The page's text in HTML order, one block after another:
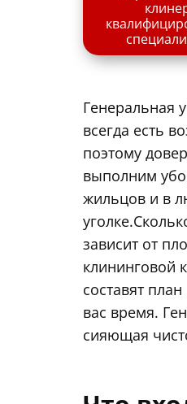
Генеральная
всегда есть
поэтому
выполним
жильцов и в
зависит от
клининговой
составят
вас время.
сияющая